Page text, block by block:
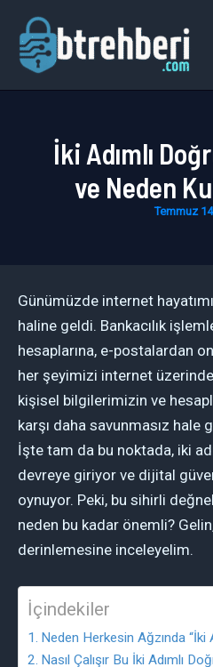
İçeriğe
atla
İki Adımlı
ve Neden
Temmuz
Günümüzde internet
haline geldi. Bankacılık
hesaplarına, e-postalardan
her şeyimizi internet
kişisel bilgilerimizin ve
karşı daha savunmasız hale
İşte tam da bu noktada, iki
devreye giriyor ve dijital
oynuyor. Peki, bu sihirli
neden bu kadar önemli?
derinlemesine inceleyelim.
İçindekiler
Neden Herkesin Ağzında “İki
Nasıl Çalışır Bu İki Adımlı